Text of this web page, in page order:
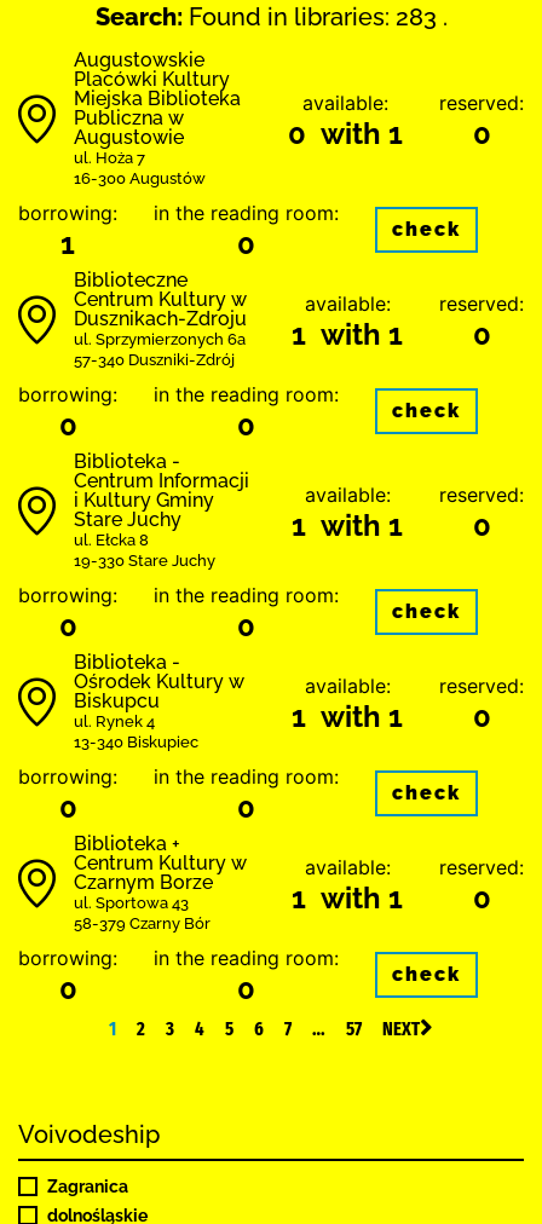
Search: Found in libraries: 283 .
Augustowskie
Placówki Kultury
Miejska Biblioteka
Publiczna w
Augustowie
ul. Hoża 7
16-300 Augustów
available:
0 with 1
reserved:
0
borrowing:
1
in the reading room:
0 check
Biblioteczne
Centrum Kultury w
Dusznikach-Zdroju
ul. Sprzymierzonych 6a
57-340 Duszniki-Zdrój
available:
1 with 1
reserved:
0
borrowing:
0
in the reading room:
0 check
Biblioteka -
Centrum Informacji
i Kultury Gminy
Stare Juchy
ul. Ełcka 8
19-330 Stare Juchy
available:
1 with 1
reserved:
0
borrowing:
0
in the reading room:
0 check
Biblioteka -
Ośrodek Kultury w
Biskupcu
ul. Rynek 4
13-340 Biskupiec
available:
1 with 1
reserved:
0
borrowing:
0
in the reading room:
0 check
Biblioteka +
Centrum Kultury w
Czarnym Borze
ul. Sportowa 43
58-379 Czarny Bór
available:
1 with 1
reserved:
0
borrowing:
0
in the reading room:
0 check
1 2 3 4 5 6 7 … 57 NEXT
Voivodeship
Zagranica
dolnośląskie